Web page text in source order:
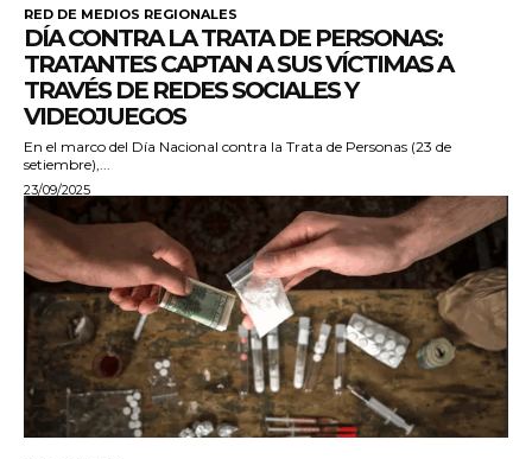
RED DE MEDIOS REGIONALES
DÍA CONTRA LA TRATA DE PERSONAS:
TRATANTES CAPTAN A SUS VÍCTIMAS A
TRAVÉS DE REDES SOCIALES Y
VIDEOJUEGOS
En el marco del Día Nacional contra la Trata de Personas (23 de
setiembre),...
23/09/2025